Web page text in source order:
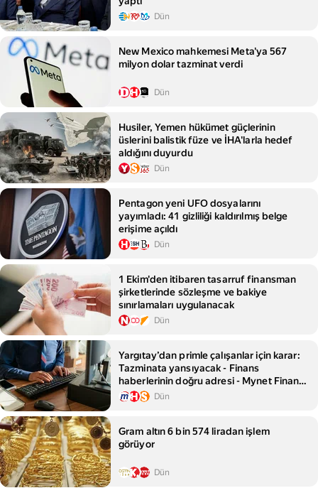
Dün
New Mexico mahkemesi Meta'ya 567
milyon dolar tazminat verdi
Dün
Husiler, Yemen hükümet güçlerinin
üslerini balistik füze ve İHA'larla hedef
aldığını duyurdu
Dün
Pentagon yeni UFO dosyalarını
yayımladı: 41 gizliliği kaldırılmış belge
erişime açıldı
Dün
1 Ekim'den itibaren tasarruf finansman
şirketlerinde sözleşme ve bakiye
sınırlamaları uygulanacak
Dün
Yargıtay’dan primle çalışanlar için karar:
Tazminata yansıyacak - Finans
haberlerinin doğru adresi - Mynet Finans
Haber
Dün
Gram altın 6 bin 574 liradan işlem
görüyor
Dün